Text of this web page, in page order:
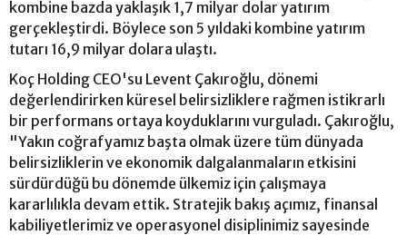
kombine bazda yaklaşık 1,7 milyar dolar yatırım
gerçekleştirdi. Böylece son 5 yıldaki kombine yatırım
tutarı 16,9 milyar dolara ulaştı.
Koç Holding CEO'su Levent Çakıroğlu, dönemi
değerlendirirken küresel belirsizliklere rağmen istikrarlı
bir performans ortaya koyduklarını vurguladı. Çakıroğlu,
"Yakın coğrafyamız başta olmak üzere tüm dünyada
belirsizliklerin ve ekonomik dalgalanmaların etkisini
sürdürdüğü bu dönemde ülkemiz için çalışmaya
kararlılıkla devam ettik. Stratejik bakış açımız, finansal
kabiliyetlerimiz ve operasyonel disiplinimiz sayesinde